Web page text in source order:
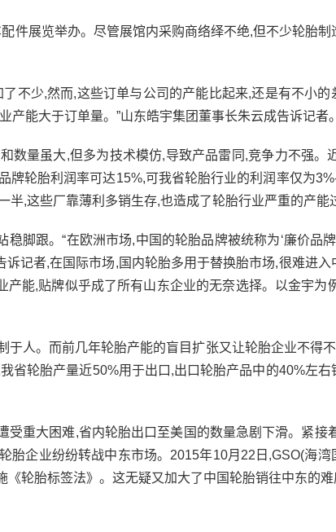
展览举办。尽管展馆内采购商络绎不绝,但不少轮胎制
少,然而,这些订单与公司的产能比起来,还是有不小的
能大于订单量。”山东皓宇集团董事长朱云成告诉记者。
量虽大,但多为技术模仿,导致产品雷同,竞争力不强。
轮胎利润率可达15%,可我省轮胎行业的利润率仅为3%-
,这些厂靠薄利多销生存,也造成了轮胎行业严重的产能
跟。“在欧洲市场,中国的轮胎品牌被统称为‘廉价品牌
记者,在国际市场,国内轮胎多用于替换胎市场,很难进入
能,贴牌似乎成了所有山东企业的无奈选择。以金宇为
。而前几年轮胎产能的盲目扩张又让轮胎企业不得不
省轮胎产量近50%用于出口,出口轮胎产品中的40%左右
重大困难,省内轮胎出口至美国的数量急剧下滑。紧接
胎企业纷纷转战中东市场。2015年10月22日,GSO(海湾
轮胎标签法》。这无疑又加大了中国轮胎销往中东的难